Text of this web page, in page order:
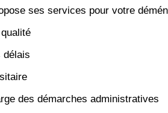
ses services pour votre
délais
des démarches administratives